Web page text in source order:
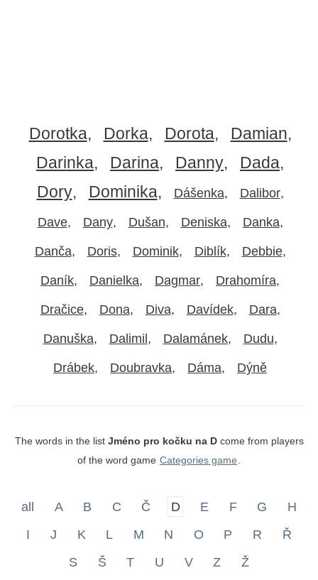
Dorotka Dorka Dorota
Damian
Darinka
Darina Danny
Dada
Dory
Dominika Dášenka Dalibor
Dave Dany Dušan Deniska Danka
Danča Doris Dominik Diblík Debbie
Daník Danielka Dagmar Drahomíra
Dračice Dona Diva Davídek Dara
Danuška Dalimil Dalamánek Dudu
Drábek Doubravka Dáma Dýně
The words in the list Jméno pro kočku na Dcome from players
of the word game Categories game
all A B C Č D E F G
H
I
J K L M N O P R
Ř
S
Š T U V Z Ž